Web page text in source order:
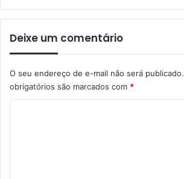
Deixe um comentário
O seu endereço de e-mail não será publicado.
obrigatórios são marcados com *